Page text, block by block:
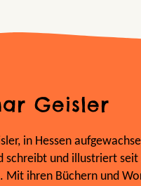
Geisler
in Hessen
schreibt und illustriert
Mit ihren Büchern und